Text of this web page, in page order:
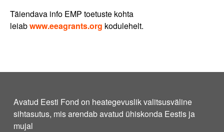
Täiendava info EMP toetuste kohta
leiabwww.eeagrants.org kodulehelt.
Avatud Eesti Fond on heategevuslik valitsusväline
sihtasutus, mis arendab avatud ühiskonda Eestis ja
mujal